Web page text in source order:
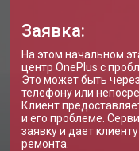
Заявка:
На этом начальном
центр OnePlus с
Это может быть
телефону или
Клиент
и его проблеме.
заявку и дает
ремонта.